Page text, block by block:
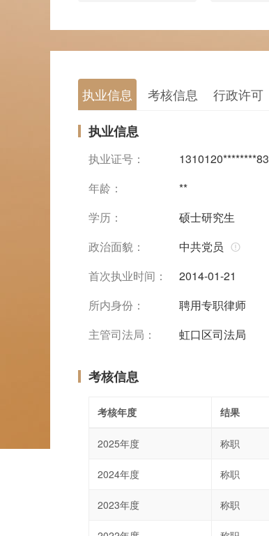
执业信息 考核信息 行政许可
执业信息
执业证号： 1310120********83
年龄：
**
学历：
硕士研究生
政治面貌：
中共党员
首次执业时间：
2014-01-21
所内身份：
聘用专职律师
主管司法局：
虹口区司法局
考核信息
考核年度 结果
2025年度 称职
2024年度 称职
2023年度 称职